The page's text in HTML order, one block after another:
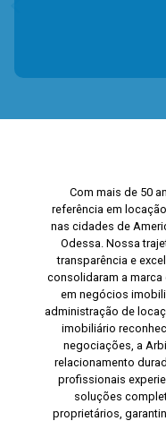
Com mais de 50
referência em
nas cidades de
Odessa. Nossa
transparência e
consolidaram a
em negócios
administração de
imobiliário
negociações, a
relacionamento
profissionais
soluções
proprietários,